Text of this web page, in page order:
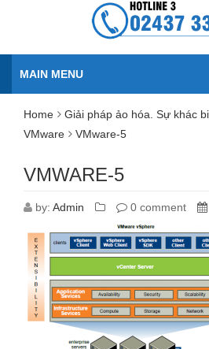
MAIN MENU
Home
Giải pháp ảo hóa. Sự khác
VMware
VMware-5
VMWARE-5
by: Admin 0 comment